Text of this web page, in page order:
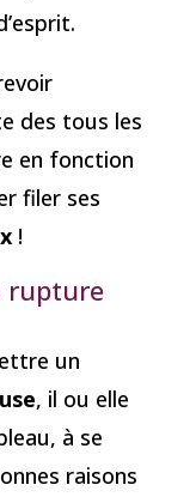
des tous les
en fonction
filer ses
!
rupture
un
, il ou elle
à se
raisons